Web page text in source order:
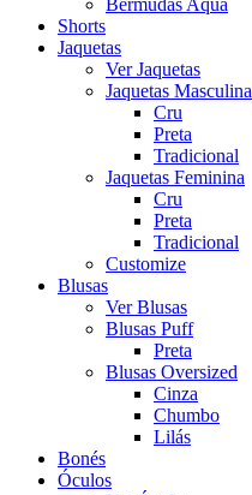
Bermudas Aqua
Shorts
Jaquetas
Ver Jaquetas
Jaquetas Masculina
Cru
Preta
Tradicional
Jaquetas Feminina
Cru
Preta
Tradicional
Customize
Blusas
Ver Blusas
Blusas Puff
Preta
Blusas Oversized
Cinza
Chumbo
Lilás
Bonés
Óculos